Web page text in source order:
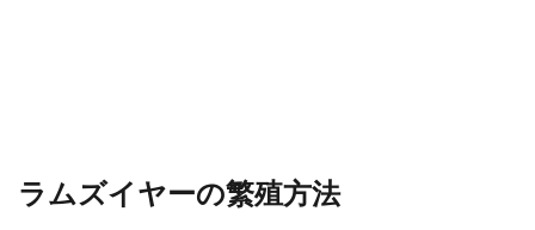
ラムズイヤーの繁殖方法